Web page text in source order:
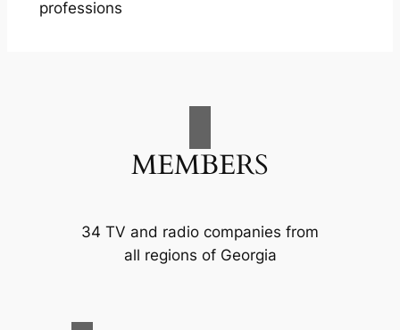
professions
MEMBERS
34 TV and radio companies from
all regions of Georgia